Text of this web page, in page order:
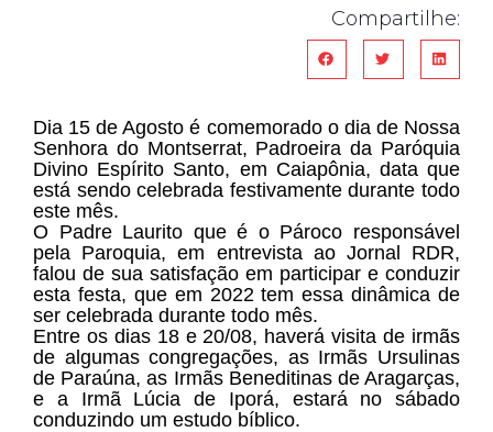
Compartilhe:
Dia 15 de Agosto é comemorado o dia de Nossa
Senhora do Montserrat, Padroeira da Paróquia
Divino Espírito Santo, em Caiapônia, data que
está sendo celebrada festivamente durante todo
este mês.
O Padre Laurito que é o Pároco responsável
pela Paroquia, em entrevista ao Jornal RDR,
falou de sua satisfação em participar e conduzir
esta festa, que em 2022 tem essa dinâmica de
ser celebrada durante todo mês.
Entre os dias 18 e 20/08, haverá visita de irmãs
de algumas congregações, as Irmãs Ursulinas
de Paraúna, as Irmãs Beneditinas de Aragarças,
e a Irmã Lúcia de Iporá, estará no sábado
conduzindo um estudo bíblico.